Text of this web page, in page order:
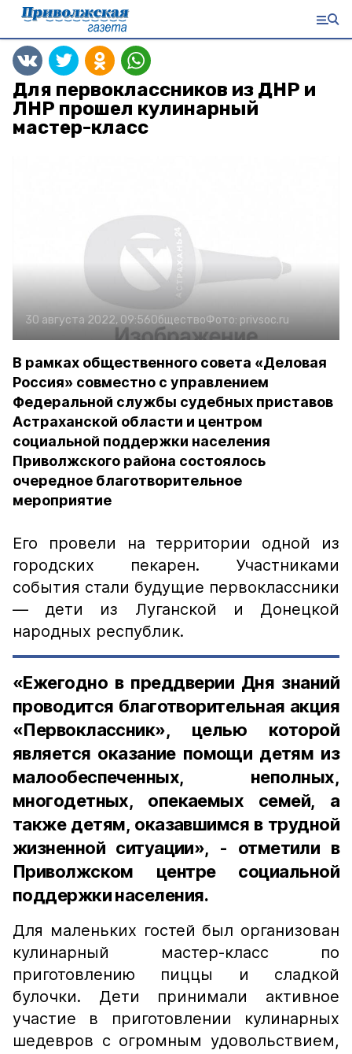
Для первоклассников из ДНР и
ЛНР прошел кулинарный
мастер-класс
30 августа 2022, 09:56ОбществоФото: privsoc.ru
В рамках общественного совета «Деловая
Россия» совместно с управлением
Федеральной службы судебных приставов
Астраханской области и центром
социальной поддержки населения
Приволжского района состоялось
очередное благотворительное
мероприятие
Его провели на территории одной из
городских пекарен. Участниками
события стали будущие первоклассники
— дети из Луганской и Донецкой
народных республик.
«Ежегодно в преддверии Дня знаний
проводится благотворительная акция
«Первоклассник», целью которой
является оказание помощи детям из
малообеспеченных, неполных,
многодетных, опекаемых семей, а
также детям, оказавшимся в трудной
жизненной ситуации», - отметили в
Приволжском центре социальной
поддержки населения.
Для маленьких гостей был организован
кулинарный мастер-класс по
приготовлению пиццы и сладкой
булочки. Дети принимали активное
участие в приготовлении кулинарных
шедевров с огромным удовольствием,